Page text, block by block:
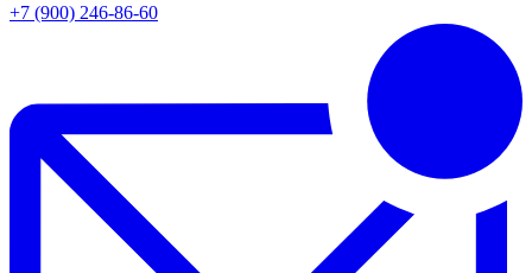
+7 (900) 246-86-60